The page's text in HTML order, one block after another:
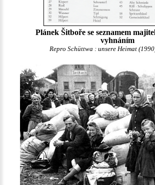
Plánek Šitboře se seznamem
vyhnáním
Repro Schüttwa : unsere Heimat